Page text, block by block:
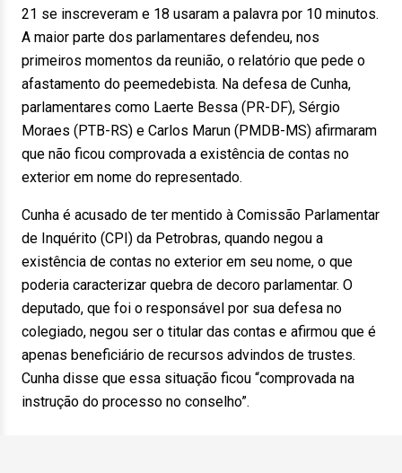
21 se inscreveram e 18 usaram a palavra por 10 minutos.
A maior parte dos parlamentares defendeu, nos
primeiros momentos da reunião, o relatório que pede o
afastamento do peemedebista. Na defesa de Cunha,
parlamentares como Laerte Bessa (PR-DF), Sérgio
Moraes (PTB-RS) e Carlos Marun (PMDB-MS) afirmaram
que não ficou comprovada a existência de contas no
exterior em nome do representado.
Cunha é acusado de ter mentido à Comissão Parlamentar
de Inquérito (CPI) da Petrobras, quando negou a
existência de contas no exterior em seu nome, o que
poderia caracterizar quebra de decoro parlamentar. O
deputado, que foi o responsável por sua defesa no
colegiado, negou ser o titular das contas e afirmou que é
apenas beneficiário de recursos advindos de trustes.
Cunha disse que essa situação ficou “comprovada na
instrução do processo no conselho”.